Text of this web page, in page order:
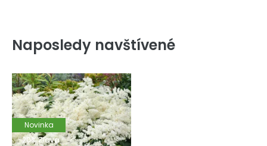
Naposledy navštívené
Novinka
-20% Zľava